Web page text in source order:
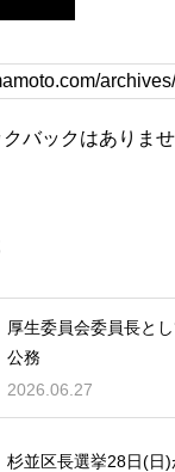
バックはありませ
厚生委員会委員長と
公務
2026.06.27
杉並区長選挙28日(日)